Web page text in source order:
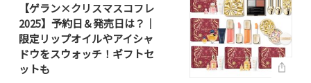
【ゲラン×クリスマスコフレ
2025】予約日＆発売日は？｜
限定リップオイルやアイシャ
ドウをスウォッチ！ギフトセ
ットも